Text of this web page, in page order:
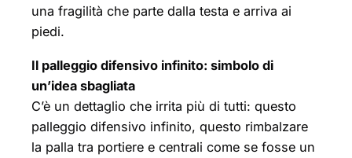
una fragilità che parte dalla testa e arriva ai
piedi.
Il palleggio difensivo infinito: simbolo di
un’idea sbagliata
C’è un dettaglio che irrita più di tutti: questo
palleggio difensivo infinito, questo rimbalzare
la palla tra portiere e centrali come se fosse un